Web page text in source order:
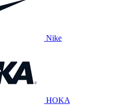
Nike
HOKA